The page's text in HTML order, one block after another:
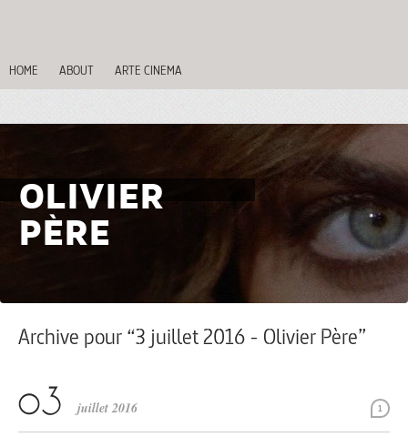
HOME ABOUT ARTE CINEMA
OLIVIER
PÈRE
Archive pour “3 juillet 2016 - Olivier Père”
1
juillet 2016